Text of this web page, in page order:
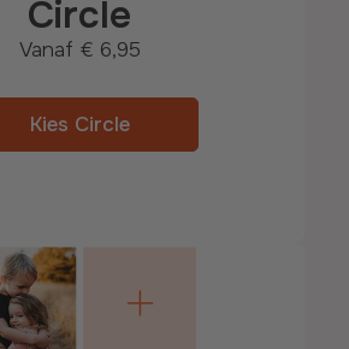
Circle
Vanaf € 6,95
Kies Circle